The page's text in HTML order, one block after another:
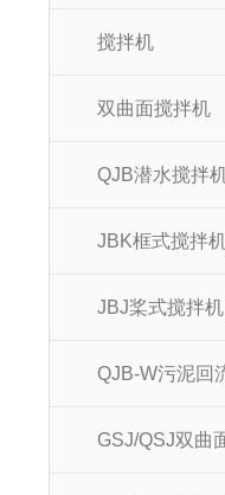
搅拌机
双曲面搅拌机
QJB潜水搅拌
JBK框式搅拌
JBJ桨式搅拌机
QJB-W污泥回
GSJ/QSJ双曲